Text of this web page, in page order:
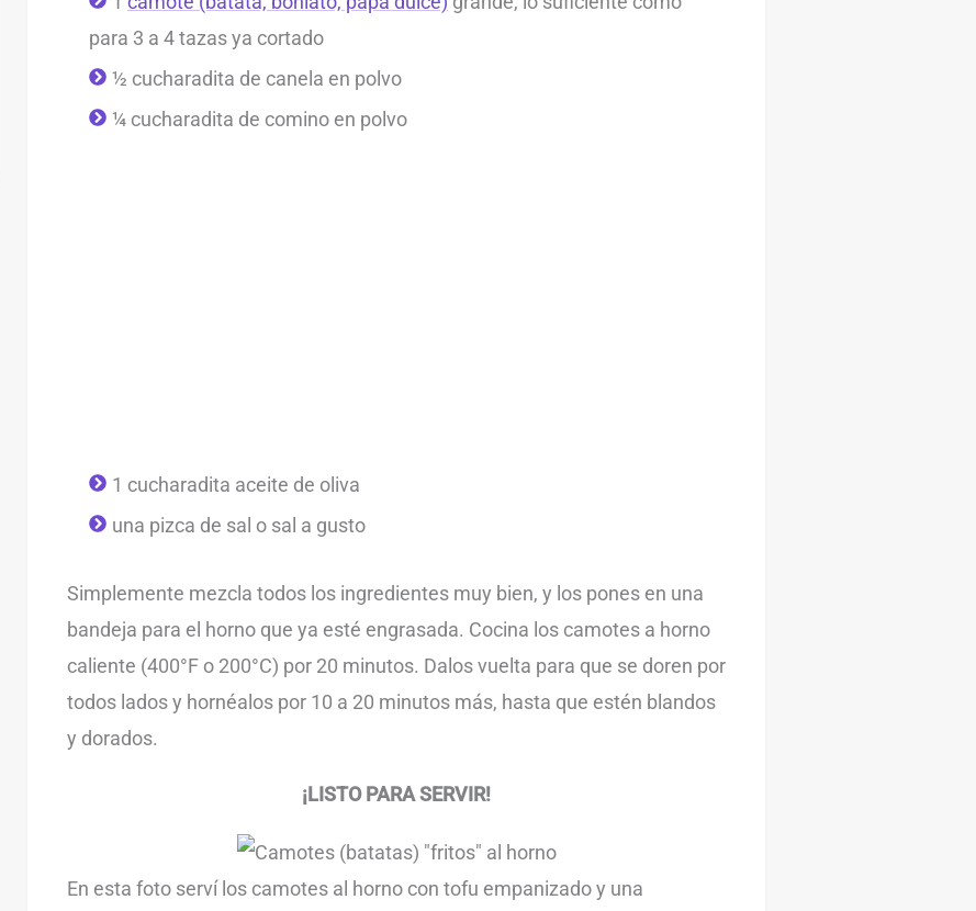
para 3 a 4 tazas ya cortado
½ cucharadita de canela en polvo
¼ cucharadita de comino en polvo
1 cucharadita aceite de oliva
una pizca de sal o sal a gusto
Simplemente mezcla todos los ingredientes muy bien, y los pones en una
bandeja para el horno que ya esté engrasada. Cocina los camotes a horno
caliente (400°F o 200°C) por 20 minutos. Dalos vuelta para que se doren por
todos lados y hornéalos por 10 a 20 minutos más, hasta que estén blandos
y dorados.
¡LISTO PARA SERVIR!
En esta foto serví los camotes al horno con tofu empanizado y una